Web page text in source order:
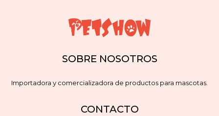
SOBRE NOSOTROS
Importadora y comercializadora de productos para mascotas.
CONTACTO